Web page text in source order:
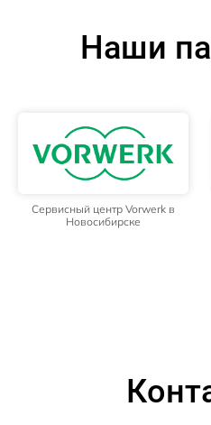
Наши
Сервисный центр Vorwerk в
Новосибирске